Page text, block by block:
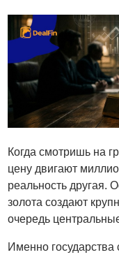
Когда смотришь на
цену двигают
реальность другая.
золота создают
очередь
Именно государства